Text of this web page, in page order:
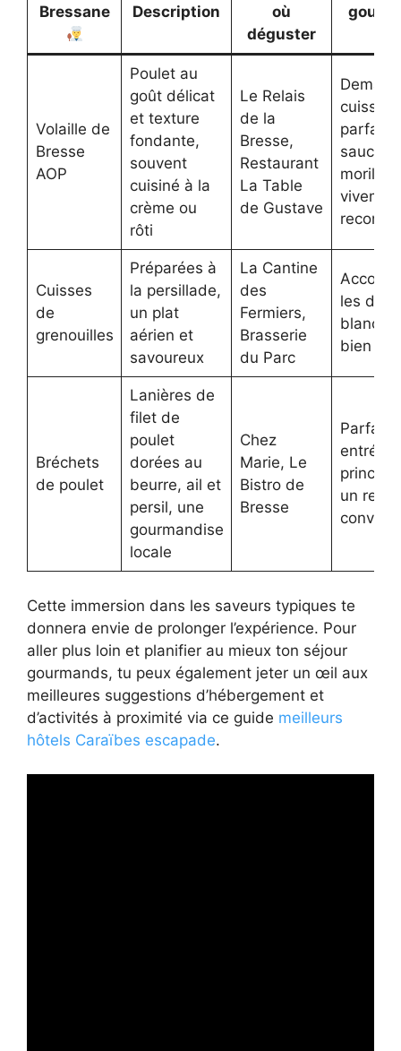
Bressane
Description
où
déguster
Volaille de
Bresse
AOP
Poulet au
goût délicat
et texture
fondante,
souvent
cuisiné à la
crème ou
rôti
Le Relais
de la
Bresse,
Restaurant
La Table
de Gustave
cuisson
parfaite,
sauce
morilles
Cuisses
de
grenouilles
Préparées à
la persillade,
un plat
aérien et
savoureux
La Cantine
des
Fermiers,
Brasserie
du Parc
les d’un
blanc
bien
Bréchets
de poulet
Lanières de
filet de
poulet
dorées au
beurre, ail et
persil, une
gourmandise
locale
Chez
Marie, Le
Bistro de
Bresse
Parfait
entrée
un
convivial
Cette immersion dans les saveurs typiques te
donnera envie de prolonger l’expérience. Pour
aller plus loin et planifier au mieux ton séjour
gourmands, tu peux également jeter un œil aux
meilleures suggestions d’hébergement et
d’activités à proximité via ce guide meilleurs
hôtels Caraïbes escapade.